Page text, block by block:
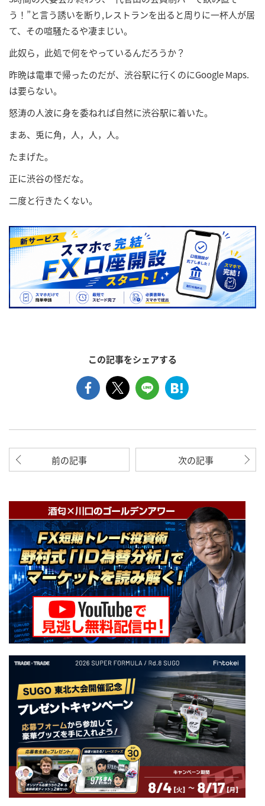
う！”と言う誘いを断り,レストランを出ると周りに一杯人が居
て、その喧騒たるや凄まじい。
此奴ら，此処で何をやっているんだろうか？
昨晩は電車で帰ったのだが、渋谷駅に行くのにGoogle Maps.
は要らない。
怒涛の人波に身を委ねれば自然に渋谷駅に着いた。
まあ、兎に角，人，人，人。
たまげた。
正に渋谷の怪だな。
二度と行きたくない。
この記事をシェアする
前の記事 次の記事